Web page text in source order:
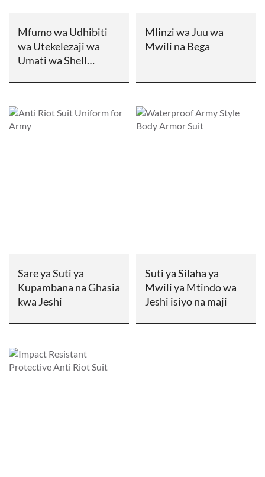
Mfumo wa Udhibiti
wa Utekelezaji wa
Umati wa Shell
Mlinzi wa Juu wa
Mwili na Bega
Sare ya Suti ya
Kupambana na Ghasia
kwa Jeshi
Suti ya Silaha ya
Mwili ya Mtindo wa
Jeshi isiyo na maji